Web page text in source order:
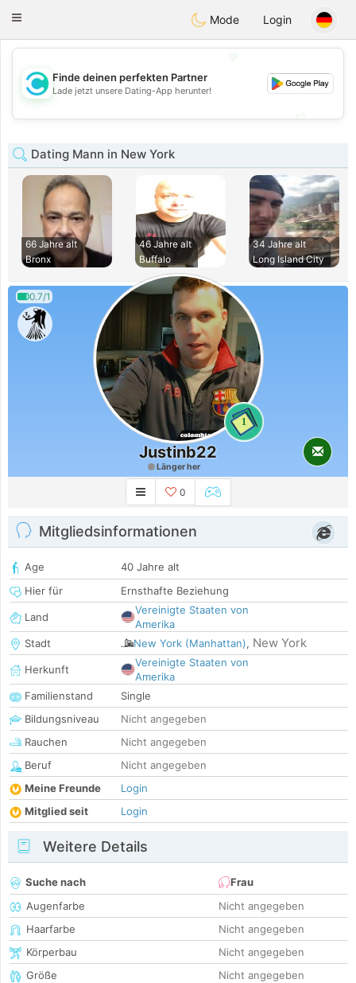
olombiaCitas
Toggle
Mode Login
💖
💕
Finde deinen perfekten Partner
Lade jetzt unsere Dating-App herunter!
Dating Mann in New York
66 Jahre alt
Bronx
46 Jahre alt
Buffalo
34 Jahre alt
Long Island City
0.7/1
1
Justinb22
Länger her
0
Mitgliedsinformationen
Age
40 Jahre alt
Hier für
Ernsthafte Beziehung
Land
Vereinigte Staaten von
Amerika
Stadt
New York (Manhattan), New York
Herkunft
Vereinigte Staaten von
Amerika
Familienstand
Single
Bildungsniveau
Nicht angegeben
Rauchen
Nicht angegeben
Beruf
Nicht angegeben
Meine Freunde
Login
Mitglied seit
Login
Weitere Details
Suche nach
Frau
Augenfarbe
Nicht angegeben
Haarfarbe
Nicht angegeben
Körperbau
Nicht angegeben
Größe
Nicht angegeben